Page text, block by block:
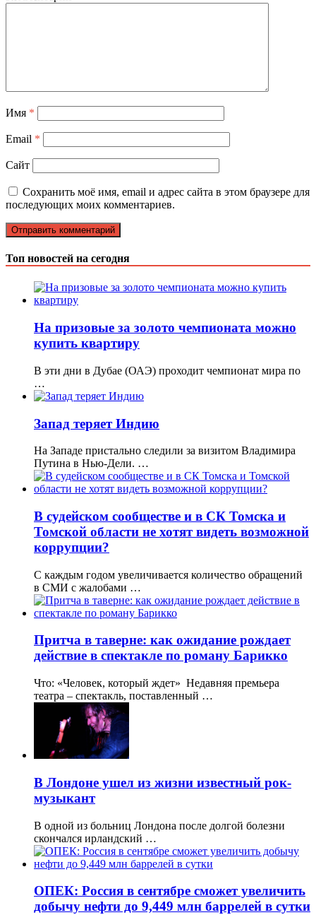
Имя *
Email *
Сайт
Сохранить моё имя, email и адрес сайта в этом браузере для
последующих моих комментариев.
Топ новостей на сегодня
На призовые за золото чемпионата можно
купить квартиру
В эти дни в Дубае (ОАЭ) проходит чемпионат мира по
…
Запад теряет Индию
На Западе пристально следили за визитом Владимира
Путина в Нью-Дели. …
В судейском сообществе и в СК Томска и
Томской области не хотят видеть возможной
коррупции?
С каждым годом увеличивается количество обращений
в СМИ с жалобами …
Притча в таверне: как ожидание рождает
действие в спектакле по роману Барикко
Что: «Человек, который ждет» Недавняя премьера
театра – спектакль, поставленный …
В Лондоне ушел из жизни известный рок-
музыкант
В одной из больниц Лондона после долгой болезни
скончался ирландский …
ОПЕК: Россия в сентябре сможет увеличить
добычу нефти до 9,449 млн баррелей в сутки